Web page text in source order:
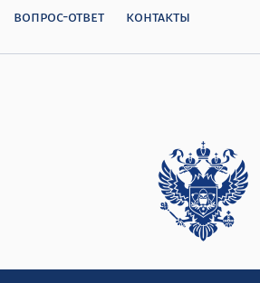
вопрос-ответ контакты